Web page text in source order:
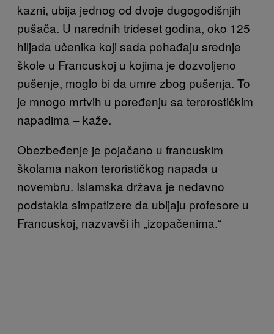
kazni, ubija jednog od dvoje dugogodišnjih
pušača. U narednih trideset godina, oko 125
hiljada učenika koji sada pohađaju srednje
škole u Francuskoj u kojima je dozvoljeno
pušenje, moglo bi da umre zbog pušenja. To
je mnogo mrtvih u poređenju sa terorostičkim
napadima – kaže.
Obezbeđenje je pojačano u francuskim
školama nakon terorističkog napada u
novembru. Islamska država je nedavno
podstakla simpatizere da ubijaju profesore u
Francuskoj, nazvavši ih „izopačenima.“